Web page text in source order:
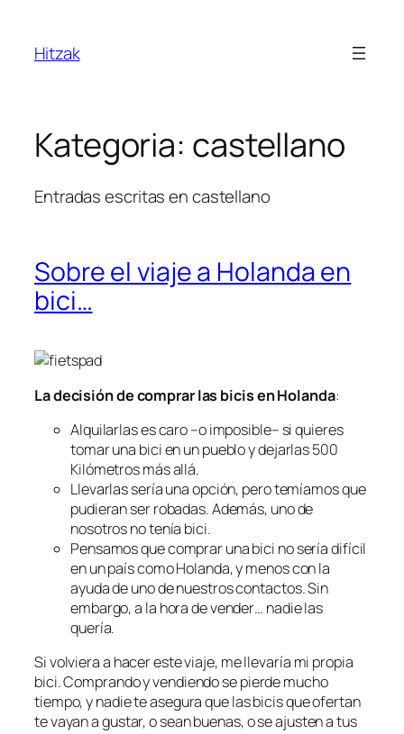
Hitzak
Kategoria: castellano
Entradas escritas en castellano
Sobre el viaje a Holanda en
bici…
La decisión de comprar las bicis en Holanda:
Alquilarlas es caro –o imposible– si quieres
tomar una bici en un pueblo y dejarlas 500
Kilómetros más allá.
Llevarlas sería una opción, pero temíamos que
pudieran ser robadas. Además, uno de
nosotros no tenía bici.
Pensamos que comprar una bici no sería difícil
en un país como Holanda, y menos con la
ayuda de uno de nuestros contactos. Sin
embargo, a la hora de vender… nadie las
quería.
Si volviera a hacer este viaje, me llevaría mi propia
bici. Comprando y vendiendo se pierde mucho
tiempo, y nadie te asegura que las bicis que ofertan
te vayan a gustar, o sean buenas, o se ajusten a tus